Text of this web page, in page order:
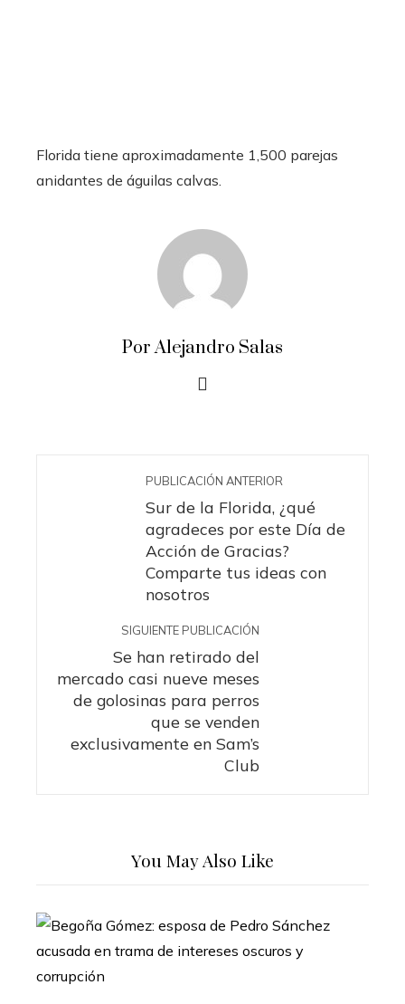
Florida tiene aproximadamente 1,500 parejas
anidantes de águilas calvas.
Por Alejandro Salas
PUBLICACIÓN ANTERIOR
Sur de la Florida, ¿qué
agradeces por este Día de
Acción de Gracias?
Comparte tus ideas con
nosotros
SIGUIENTE PUBLICACIÓN
Se han retirado del
mercado casi nueve meses
de golosinas para perros
que se venden
exclusivamente en Sam’s
Club
You May Also Like